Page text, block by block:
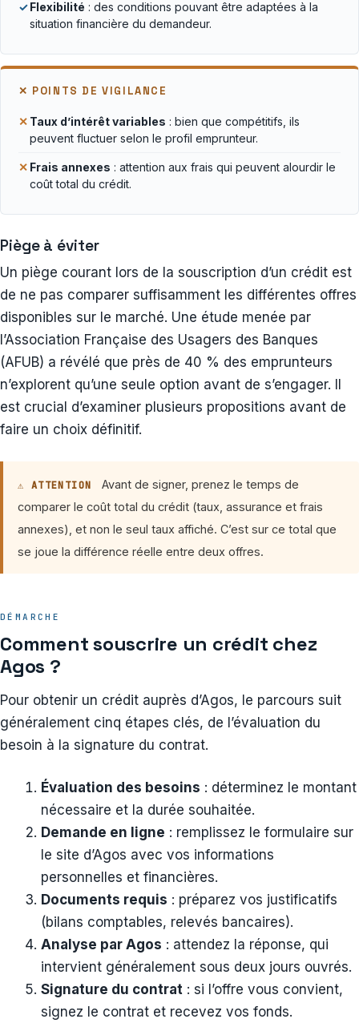
✓Flexibilité : des conditions pouvant être adaptées à la
situation financière du demandeur.
✕ POINTS DE VIGILANCE
✕ Taux d’intérêt variables : bien que compétitifs, ils
peuvent fluctuer selon le profil emprunteur.
✕ Frais annexes : attention aux frais qui peuvent alourdir le
coût total du crédit.
Piège à éviter
Un piège courant lors de la souscription d’un crédit est
de ne pas comparer suffisamment les différentes offres
disponibles sur le marché. Une étude menée par
l’Association Française des Usagers des Banques
(AFUB) a révélé que près de 40 % des emprunteurs
n’explorent qu’une seule option avant de s’engager. Il
est crucial d’examiner plusieurs propositions avant de
faire un choix définitif.
⚠ ATTENTION
Avant de signer, prenez le temps de
comparer le coût total du crédit (taux, assurance et frais
annexes), et non le seul taux affiché. C’est sur ce total que
se joue la différence réelle entre deux offres.
DÉMARCHE
Comment souscrire un crédit chez
Agos ?
Pour obtenir un crédit auprès d’Agos, le parcours suit
généralement cinq étapes clés, de l’évaluation du
besoin à la signature du contrat.
Évaluation des besoins : déterminez le montant
nécessaire et la durée souhaitée.
Demande en ligne : remplissez le formulaire sur
le site d’Agos avec vos informations
personnelles et financières.
Documents requis : préparez vos justificatifs
(bilans comptables, relevés bancaires).
Analyse par Agos : attendez la réponse, qui
intervient généralement sous deux jours ouvrés.
Signature du contrat : si l’offre vous convient,
signez le contrat et recevez vos fonds.